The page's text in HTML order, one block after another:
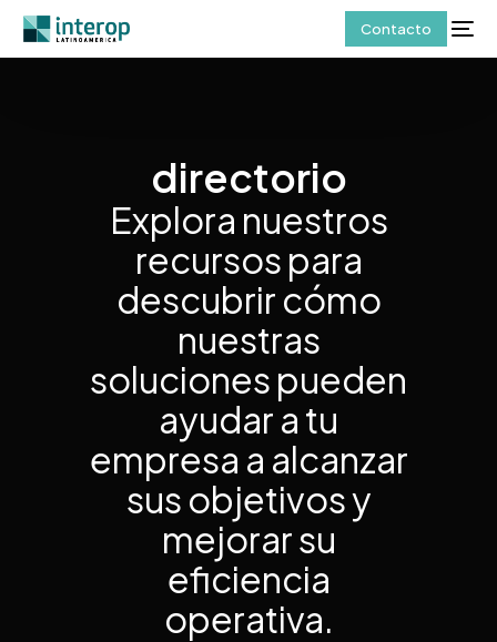
Contacto
directorio
Explora nuestros
recursos para
descubrir cómo
nuestras
soluciones pueden
ayudar a tu
empresa a alcanzar
sus objetivos y
mejorar su
eficiencia
operativa.